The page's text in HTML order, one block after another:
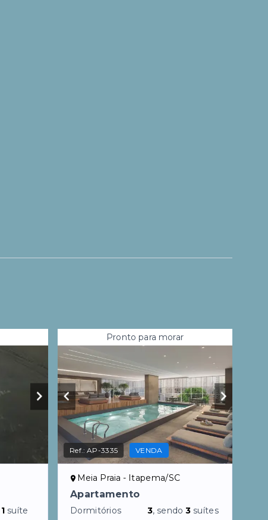
1 suíte
Pronto para morar
Ref.:AP-3335 VENDA
Meia Praia - Itapema/SC
Apartamento
Dormitórios 3, sendo3 suítes